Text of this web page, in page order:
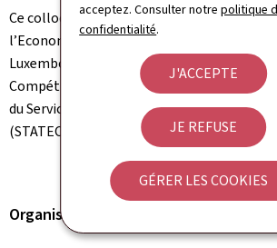
acceptez. Consulter notrepolitique
confidentialité.
J'ACCEPTE
JE REFUSE
GÉRER LES COOKIES
Ce colloque était placé sous le patronage
l’Economie et du Commerce extérieur du
Luxembourg et a bénéficié du soutien de
Compétitivité, du Centre de Recherche
du Service central de la statistique et des
(STATEC).
Organisation